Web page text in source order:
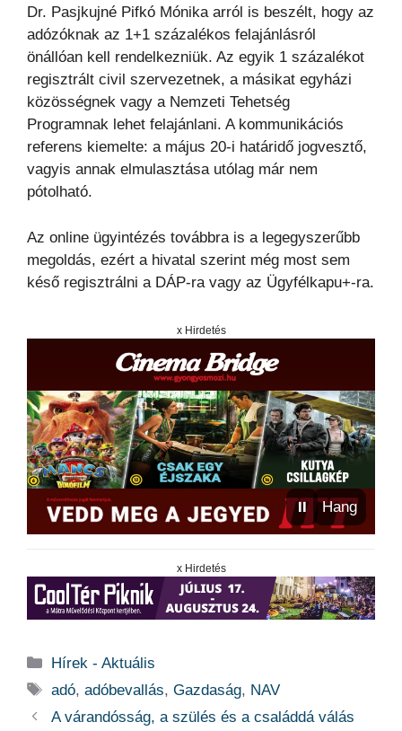
Dr. Pasjkujné Pifkó Mónika arról is beszélt, hogy az
adózóknak az 1+1 százalékos felajánlásról
önállóan kell rendelkezniük. Az egyik 1 százalékot
regisztrált civil szervezetnek, a másikat egyházi
közösségnek vagy a Nemzeti Tehetség
Programnak lehet felajánlani. A kommunikációs
referens kiemelte: a május 20-i határidő jogvesztő,
vagyis annak elmulasztása utólag már nem
pótolható.
Az online ügyintézés továbbra is a legegyszerűbb
megoldás, ezért a hivatal szerint még most sem
késő regisztrálni a DÁP-ra vagy az Ügyfélkapu+-ra.
x Hirdetés
⏸ Hang
x Hirdetés
Kategória
Hírek - Aktuális
Címkék
adó,adóbevallás,Gazdaság, NAV
A várandósság, a szülés és a családdá válás